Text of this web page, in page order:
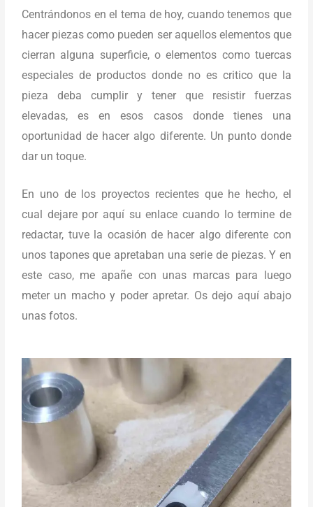
Centrándonos en el tema de hoy, cuando tenemos que
hacer piezas como pueden ser aquellos elementos que
cierran alguna superficie, o elementos como tuercas
especiales de productos donde no es critico que la
pieza deba cumplir y tener que resistir fuerzas
elevadas, es en esos casos donde tienes una
oportunidad de hacer algo diferente. Un punto donde
dar un toque.
En uno de los proyectos recientes que he hecho, el
cual dejare por aquí su enlace cuando lo termine de
redactar, tuve la ocasión de hacer algo diferente con
unos tapones que apretaban una serie de piezas. Y en
este caso, me apañe con unas marcas para luego
meter un macho y poder apretar. Os dejo aquí abajo
unas fotos.